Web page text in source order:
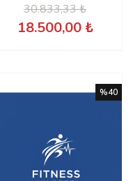
30.833,33 ₺
18.500,00 ₺
%40